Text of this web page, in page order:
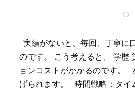
実績がないと、毎回、丁寧に
のです。 こう考えると、 学歴
ョンコストがかかるのです。
げられます。 時間戦略：タ